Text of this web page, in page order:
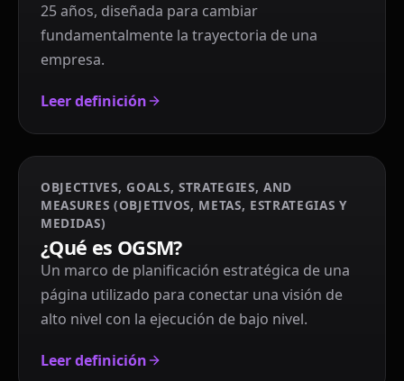
25 años, diseñada para cambiar
fundamentalmente la trayectoria de una
empresa.
Leer definición
OBJECTIVES, GOALS, STRATEGIES, AND
MEASURES (OBJETIVOS, METAS, ESTRATEGIAS Y
MEDIDAS)
¿Qué es OGSM?
Un marco de planificación estratégica de una
página utilizado para conectar una visión de
alto nivel con la ejecución de bajo nivel.
Leer definición